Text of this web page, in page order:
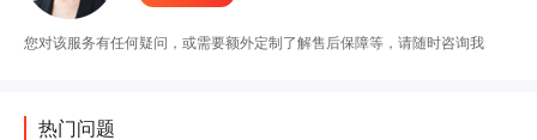
您对该服务有任何疑问，或需要额外定制了解售后保障等，请随时咨询我
热门问题